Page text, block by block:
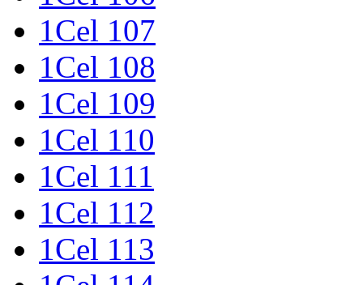
1Cel 107
1Cel 108
1Cel 109
1Cel 110
1Cel 111
1Cel 112
1Cel 113